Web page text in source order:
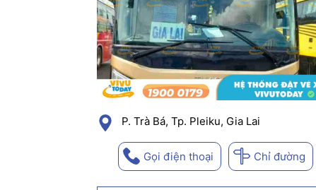
P. Trà Bá, Tp. Pleiku, Gia Lai
Gọi điện thoại Chỉ đường